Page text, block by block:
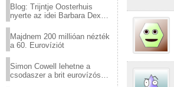
Blog: Trijntje Oosterhuis
nyerte az idei Barbara Dex
Majdnem 200 millióan nézték
a 60. Eurovíziót
Simon Cowell lehetne a
csodaszer a brit eurovízós